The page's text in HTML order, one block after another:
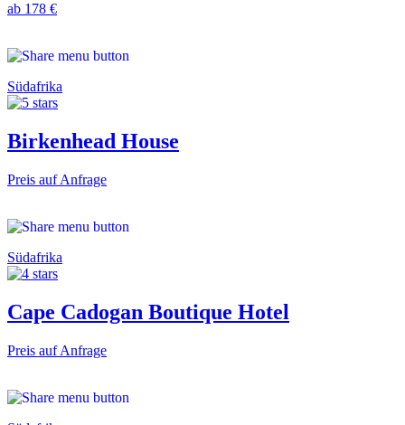
ab 178 €
Südafrika
Birkenhead House
Preis auf Anfrage
Südafrika
Cape Cadogan Boutique Hotel
Preis auf Anfrage